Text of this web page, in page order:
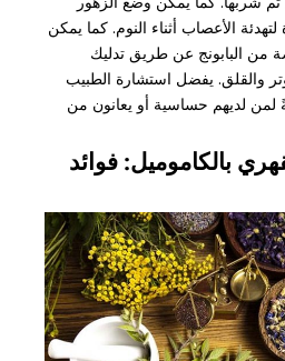
الأعصاب أثناء النوم. كما يمكن
من البابونج عن طريق تدليك
والقلق. يفضل استشارة الطبيب
لمن لديهم حساسية أو يعانون من
بالكاموميل: فوائد